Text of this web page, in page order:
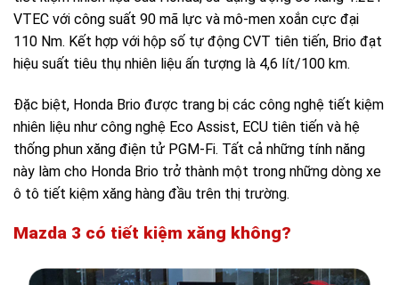
VTEC với công suất 90 mã lực và mô-men xoắn cực đại
110 Nm. Kết hợp với hộp số tự động CVT tiên tiến, Brio đạt
hiệu suất tiêu thụ nhiên liệu ấn tượng là 4,6 lít/100 km.
Đặc biệt, Honda Brio được trang bị các công nghệ tiết kiệm
nhiên liệu như công nghệ Eco Assist, ECU tiên tiến và hệ
thống phun xăng điện tử PGM-Fi. Tất cả những tính năng
này làm cho Honda Brio trở thành một trong những dòng xe
ô tô tiết kiệm xăng hàng đầu trên thị trường.
Mazda 3 có tiết kiệm xăng không?